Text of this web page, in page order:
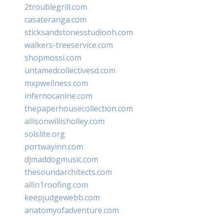
2troublegrill.com
casateranga.com
sticksandstonesstudiooh.com
walkers-treeservice.com
shopmossi.com
untamedcollectivesd.com
mxpwellness.com
infernocanine.com
thepaperhousecollection.com
allisonwillisholley.com
solslite.org
portwayinn.com
djmaddogmusic.com
thesoundarchitects.com
allin1roofing.com
keepjudgewebb.com
anatomyofadventure.com